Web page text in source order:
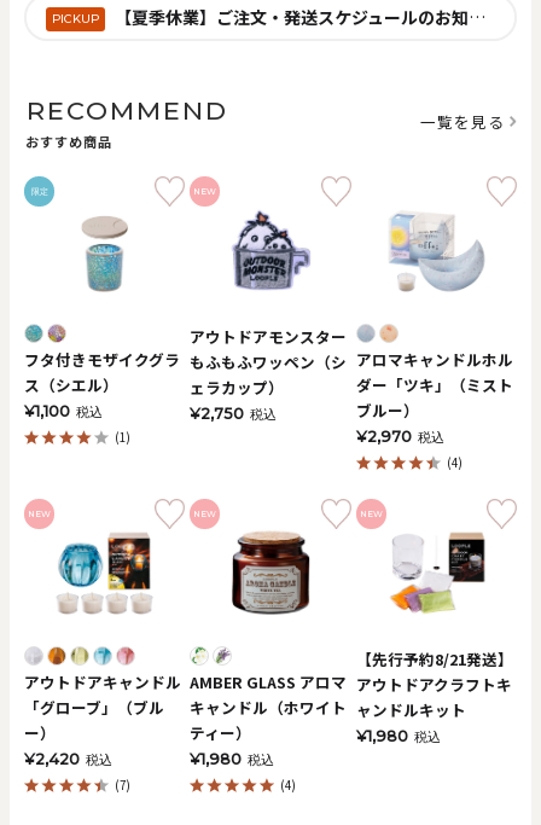
色で探す
お買い物ガイド お問い合わせ
PICKUP 【夏季休業】ご注文・発送スケジュールのお知らせ
RECOMMEND
おすすめ商品
一覧を見る
限定
フタ付きモザイクグラ
ス（シエル）
¥1,100 税込
(1)
NEW
アウトドアモンスター
もふもふワッペン（シ
ェラカップ）
¥2,750 税込
アロマキャンドルホル
ダー「ツキ」（ミスト
ブルー）
¥2,970 税込
(4)
NEW
アウトドアキャンドル
「グローブ」（ブル
ー）
¥2,420 税込
(7)
NEW
AMBER GLASS アロマ
キャンドル（ホワイト
ティー）
¥1,980 税込
(4)
NEW
【先行予約8/21発送】
アウトドアクラフトキ
ャンドルキット
¥1,980 税込